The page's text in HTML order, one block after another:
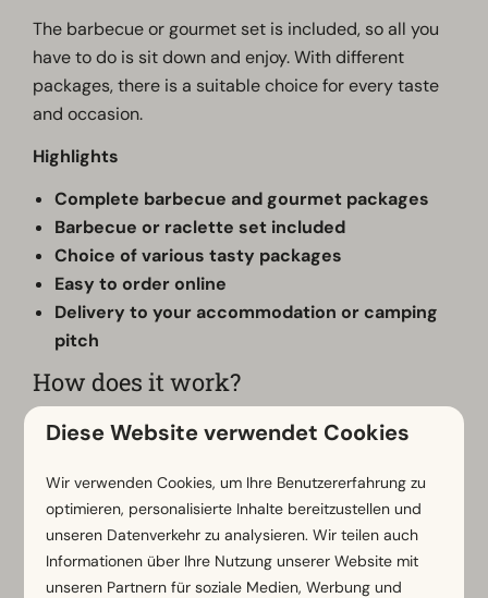
The barbecue or gourmet set is included, so all you
have to do is sit down and enjoy. With different
packages, there is a suitable choice for every taste
and occasion.
Highlights
Complete barbecue and gourmet packages
Barbecue or raclette set included
Choice of various tasty packages
Easy to order online
Delivery to your accommodation or camping
pitch
How does it work?
Simply order online using the button below.
accommodation or camping site on the chosen
day.
Are you not present? Then your order will be
waiting for you at reception during opening hours.
Diese Website verwendet Cookies
Wir verwenden Cookies, um Ihre Benutzererfahrung zu
optimieren, personalisierte Inhalte bereitzustellen und
unseren Datenverkehr zu analysieren. Wir teilen auch
Informationen über Ihre Nutzung unserer Website mit
unseren Partnern für soziale Medien, Werbung und